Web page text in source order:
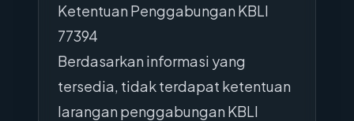
Ketentuan Penggabungan KBLI
77394
Berdasarkan informasi yang
tersedia, tidak terdapat ketentuan
larangan penggabungan KBLI